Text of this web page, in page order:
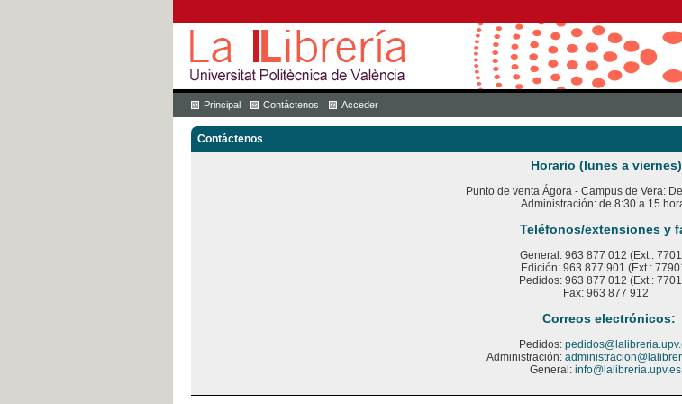
Principal Contáctenos Acceder
Contáctenos
Horario (lunes a
Punto de venta Ágora - Campus de Vera:
Administración: de 8:30 a 15
Teléfonos/extensiones y
General: 963 877 012 (Ext.:
Edición: 963 877 901 (Ext.:
Pedidos: 963 877 012 (Ext.:
Fax: 963 877 912
Correos electrónicos:
Pedidos:
Administración:
General: info@lalibreria.upv.es